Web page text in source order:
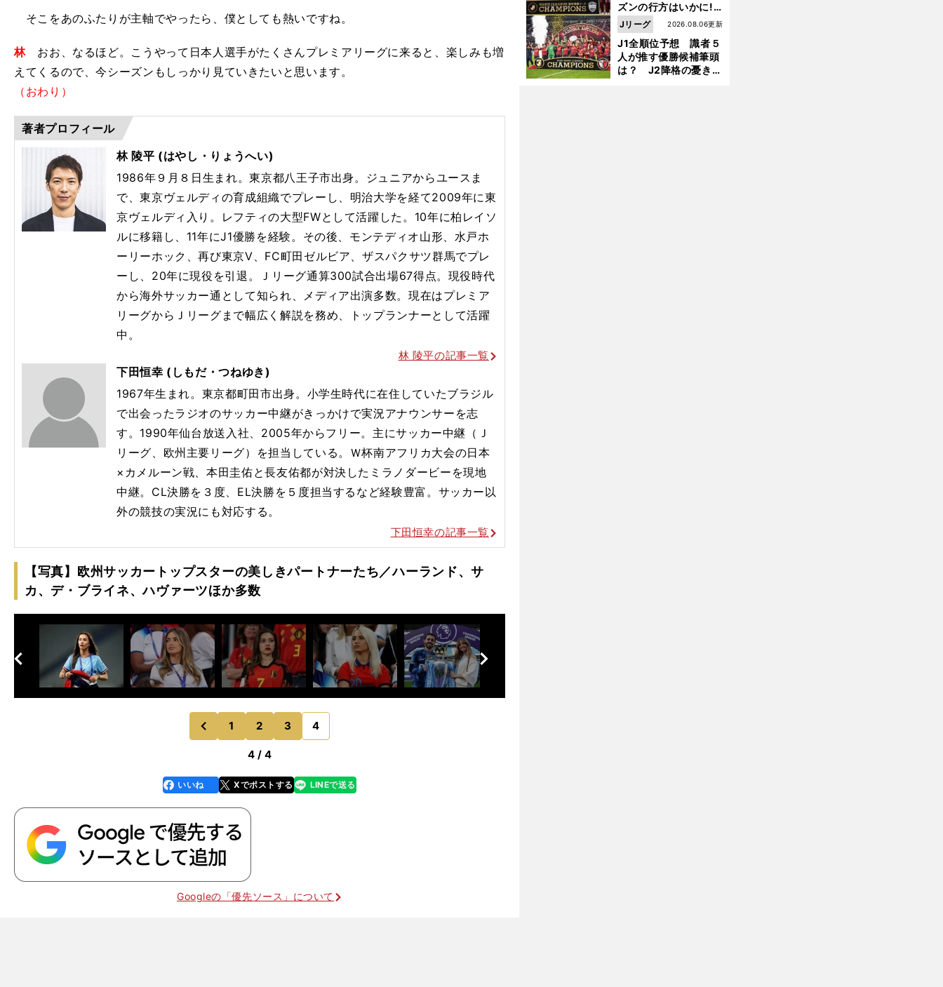
そこをあのふたりが主軸でやったら、僕としても熱いですね。
林おお、なるほど。こうやって日本人選手がたくさんプレミアリーグに来ると、楽しみも増
えてくるので、今シーズンもしっかり見ていきたいと思います。
（おわり）
著者プロフィール
林 陵平 (はやし・りょうへい)
1986年９月８日生まれ。東京都八王子市出身。ジュニアからユースま
で、東京ヴェルディの育成組織でプレーし、明治大学を経て2009年に東
京ヴェルディ入り。レフティの大型FWとして活躍した。10年に柏レイソ
ルに移籍し、11年にJ1優勝を経験。その後、モンテディオ山形、水戸ホ
ーリーホック、再び東京Ⅴ、FC町田ゼルビア、ザスパクサツ群馬でプレ
ーし、20年に現役を引退。Ｊリーグ通算300試合出場67得点。現役時代
から海外サッカー通として知られ、メディア出演多数。現在はプレミア
リーグからＪリーグまで幅広く解説を務め、トップランナーとして活躍
中。
林 陵平の記事一覧
下田恒幸 (しもだ・つねゆき)
1967年生まれ。東京都町田市出身。小学生時代に在住していたブラジル
で出会ったラジオのサッカー中継がきっかけで実況アナウンサーを志
す。 1990年仙台放送入社、 2005年からフリー。主にサッカー中継（Ｊ
リーグ、欧州主要リーグ）を担当している。Ｗ杯南アフリカ大会の日本
× カメルーン戦、本田圭佑と長友佑都が対決したミラノダービーを現地
中継。 CL決勝を３度、 EL決勝を５度担当するなど経験豊富。サッカー以
外の競技の実況にも対応する。
下田恒幸の記事一覧
【写真】欧州サッカートップスターの美しきパートナーたち／ハーランド、サ
カ、デ・ブライネ、ハヴァーツほか多数
次
前
へ
前
のページへ
1 2 3 4
4 / 4
faceboo
k
いいね Xでポストする
line LINEで送る
Googleの「優先ソース」について
ズンの行方はいかに!?
５人の識者が全順位
を大胆予想
J1全順位予想 識者５
人が推す優勝候補筆頭
は？ J2降格の憂き目
2026.08.06更新
Jリーグ